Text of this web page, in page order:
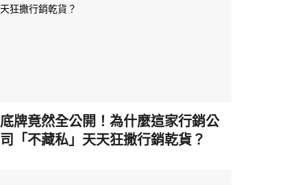
底牌竟然全公開！為什麼這家行銷公
司「不藏私」天天狂撒行銷乾貨？